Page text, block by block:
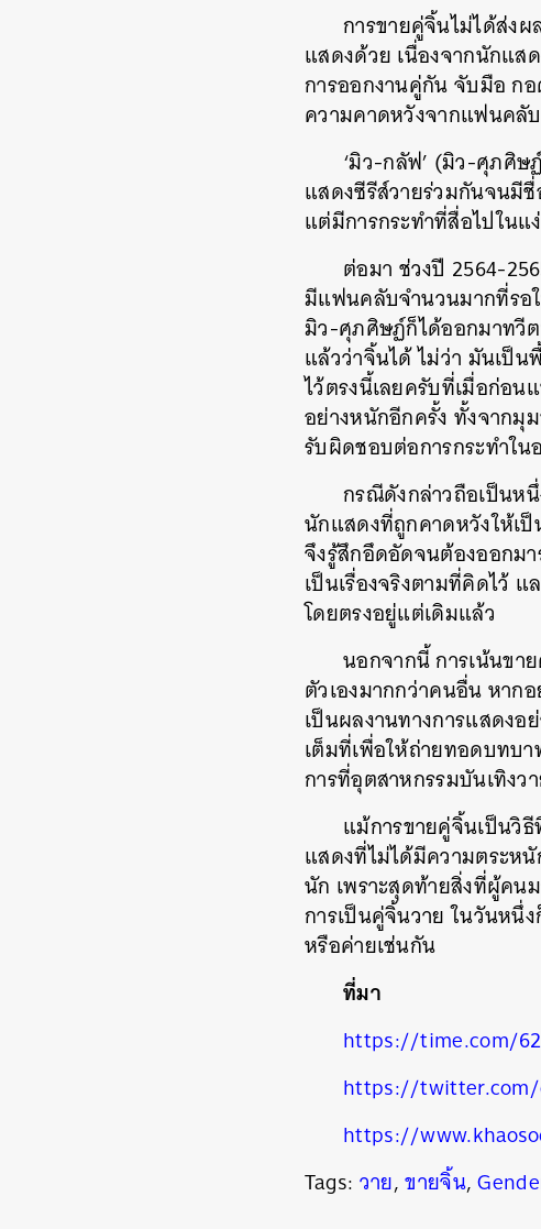
การขายคู่จิ้นไม่ได้ส่ง
แสดงด้วย เนื่องจากนักแ
การออกงานคู่กัน จับมือ กอ
ความคาดหวังจากแฟนคลั
‘มิว-กลัฟ’ (มิว-ศุภศิษ
แสดงซีรีส์วายร่วมกันจนมี
แต่มีการกระทำที่สื่อไปใน
ต่อมา ช่วงปี 2564-
มีแฟนคลับจำนวนมากที่รอ
มิว-ศุภศิษฏ์ก็ได้ออกมาทวี
แล้วว่าจิ้นได้ ไม่ว่า มันเป็
ไว้ตรงนี้เลยครับที่เมื่อก่อ
อย่างหนักอีกครั้ง ทั้งจาก
รับผิดชอบต่อการกระทำใ
กรณีดังกล่าวถือเป็นห
นักแสดงที่ถูกคาดหวังให้เ
จึงรู้สึกอึดอัดจนต้องออกม
เป็นเรื่องจริงตามที่คิดไว้
โดยตรงอยู่แต่เดิมแล้ว
นอกจากนี้ การเน้นขา
ตัวเองมากกว่าคนอื่น หาก
เป็นผลงานทางการแสดงอ
เต็มที่เพื่อให้ถ่ายทอดบทบ
การที่อุตสาหกรรมบันเทิง
แม้การขายคู่จิ้นเป็นวิ
แสดงที่ไม่ได้มีความตระห
นัก เพราะสุดท้ายสิ่งที่ผู้คน
การเป็นคู่จิ้นวาย ในวันหนึ่
หรือค่ายเช่นกัน
ที่มา
https://time.com/
https://twitter.com/
https://
Tags: วาย,ขายจิ้น,
ค้นหา